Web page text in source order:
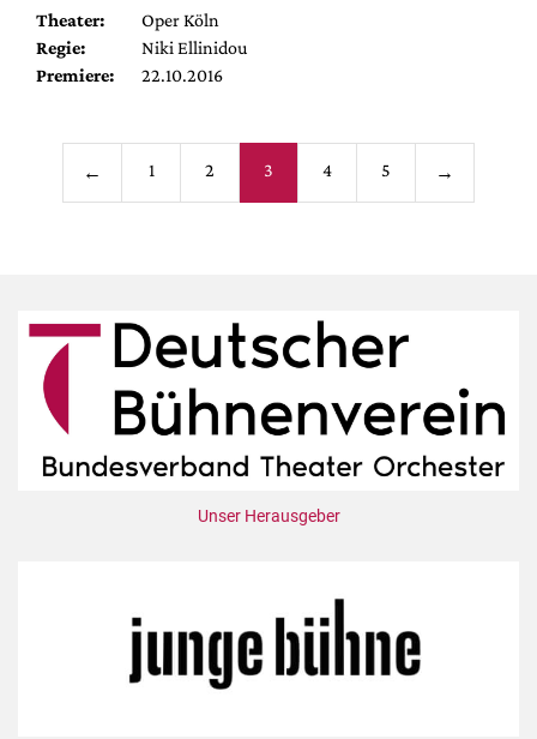
Theater:
Oper Köln
Regie:
Niki Ellinidou
Premiere:
22.10.2016
der
← 1 2 3 4 5 →
Unser Herausgeber